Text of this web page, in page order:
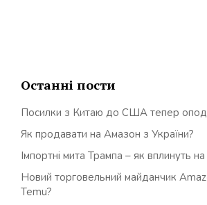
Останні пости
Посилки з Китаю до США тепер
Як продавати на Амазон з України?
Імпортні мита Трампа – як вплинуть
Новий торговельний майданчик
Temu?